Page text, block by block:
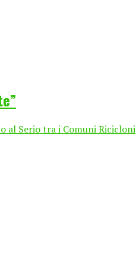
al Serio tra i Comuni Ricicloni